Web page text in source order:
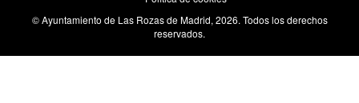
FOOTER
© Ayuntamiento de Las Rozas de Madrid, 2026. Todos los derechos
reservados.